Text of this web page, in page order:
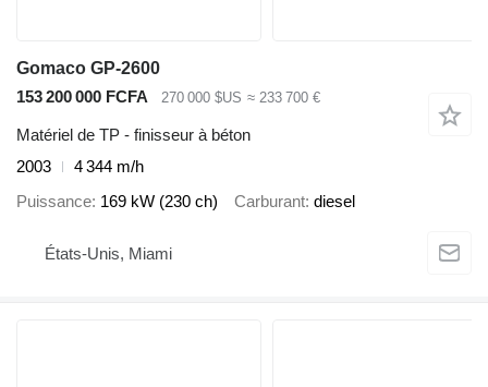
Gomaco GP-2600
153 200 000 FCFA
270 000 $US ≈ 233 700 €
Matériel de TP - finisseur à béton
2003
4 344 m/h
Puissance 169 kW (230 ch) Carburant diesel
États-Unis, Miami